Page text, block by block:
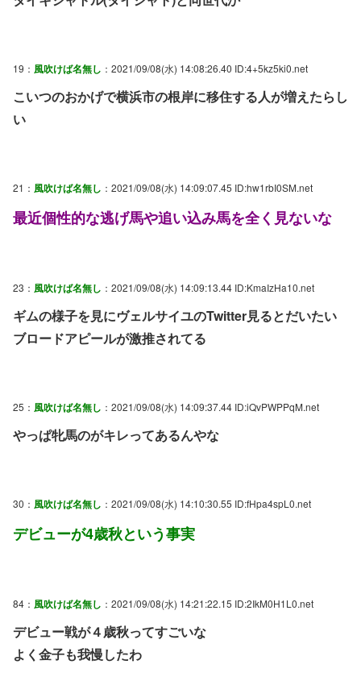
19： 風吹けば名無し ：2021/09/08(水) 14:08:26.40 ID:4+5kz5ki0.net
こいつのおかげで横浜市の根岸に移住する人が増えたらし
い
21： 風吹けば名無し ：2021/09/08(水) 14:09:07.45 ID:hw1rbI0SM.net
最近個性的な逃げ馬や追い込み馬を全く見ないな
23： 風吹けば名無し ：2021/09/08(水) 14:09:13.44 ID:KmaIzHa10.net
ギムの様子を見にヴェルサイユのTwitter見るとだいたい
ブロードアピールが激推されてる
25： 風吹けば名無し ：2021/09/08(水) 14:09:37.44 ID:iQvPWPPqM.net
やっぱ牝馬のがキレってあるんやな
30： 風吹けば名無し ：2021/09/08(水) 14:10:30.55 ID:fHpa4spL0.net
デビューが4歳秋という事実
84： 風吹けば名無し ：2021/09/08(水) 14:21:22.15 ID:2IkM0H1L0.net
デビュー戦が４歳秋ってすごいな
よく金子も我慢したわ